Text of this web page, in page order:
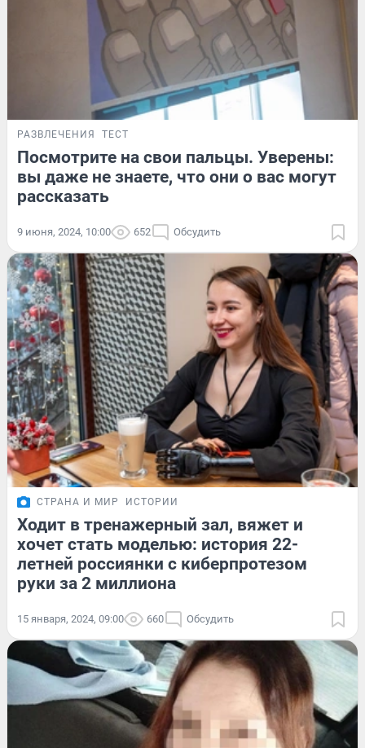
РАЗВЛЕЧЕНИЯ ТЕСТ
Посмотрите на свои пальцы. Уверены:
вы даже не знаете, что они о вас могут
рассказать
9 июня, 2024, 10:00 652 Обсудить
СТРАНА И МИР ИСТОРИИ
Ходит в тренажерный зал, вяжет и
хочет стать моделью: история 22-
летней россиянки с киберпротезом
руки за 2 миллиона
15 января, 2024, 09:00 660 Обсудить